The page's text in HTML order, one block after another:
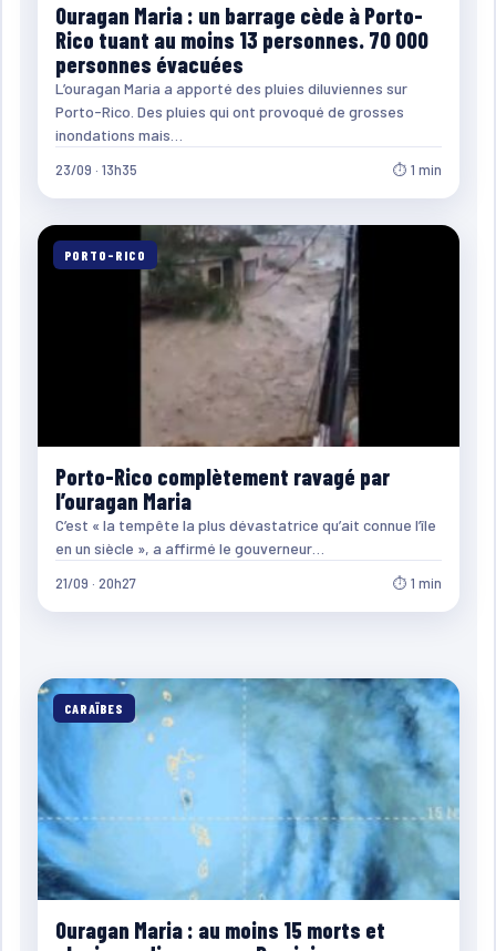
Ouragan Maria : un barrage cède à Porto-
Rico tuant au moins 13 personnes. 70 000
personnes évacuées
L’ouragan Maria a apporté des pluies diluviennes sur
Porto-Rico. Des pluies qui ont provoqué de grosses
inondations mais…
23/09 · 13h35 ⏱ 1 min
PORTO-RICO
Porto-Rico complètement ravagé par
l’ouragan Maria
C’est « la tempête la plus dévastatrice qu’ait connue l’île
en un siècle », a affirmé le gouverneur…
21/09 · 20h27 ⏱ 1 min
CARAÏBES
Ouragan Maria : au moins 15 morts et